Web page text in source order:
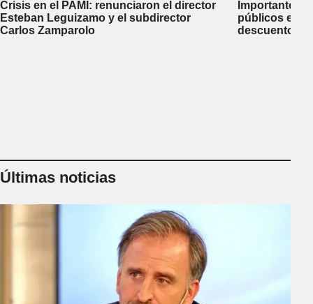
Crisis en el PAMI: renunciaron el director
Esteban Leguizamo y el subdirector
Carlos Zamparolo
Importante
públicos en
descuentos
Últimas noticias